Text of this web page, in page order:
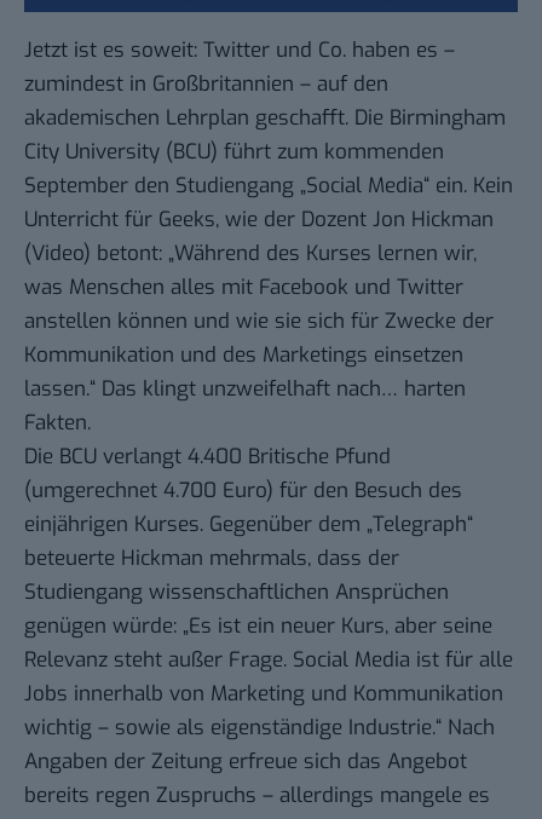
Jetzt ist es soweit: Twitter und Co. haben es –
zumindest in Großbritannien – auf den
akademischen Lehrplan geschafft. Die Birmingham
City University (BCU) führt zum kommenden
September den Studiengang „Social Media“ ein. Kein
Unterricht für Geeks, wie der Dozent Jon Hickman
(Video) betont: „Während des Kurses lernen wir,
was Menschen alles mit Facebook und Twitter
anstellen können und wie sie sich für Zwecke der
Kommunikation und des Marketings einsetzen
lassen.“ Das klingt unzweifelhaft nach… harten
Fakten.
Die BCU verlangt 4.400 Britische Pfund
(umgerechnet 4.700 Euro) für den Besuch des
einjährigen Kurses. Gegenüber dem „Telegraph“
beteuerte Hickman mehrmals, dass der
Studiengang wissenschaftlichen Ansprüchen
genügen würde: „Es ist ein neuer Kurs, aber seine
Relevanz steht außer Frage. Social Media ist für alle
Jobs innerhalb von Marketing und Kommunikation
wichtig – sowie als eigenständige Industrie.“ Nach
Angaben der Zeitung erfreue sich das Angebot
bereits regen Zuspruchs – allerdings mangele es